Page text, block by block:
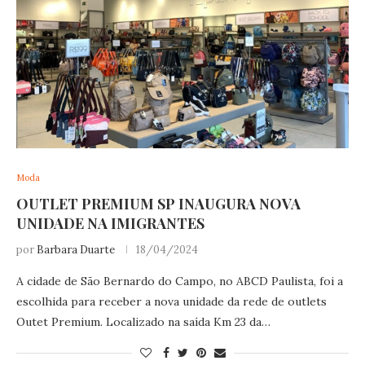
Moda
OUTLET PREMIUM SP INAUGURA NOVA
UNIDADE NA IMIGRANTES
por Barbara Duarte 18/04/2024
A cidade de São Bernardo do Campo, no ABCD Paulista, foi a
escolhida para receber a nova unidade da rede de outlets
Outet Premium. Localizado na saída Km 23 da…